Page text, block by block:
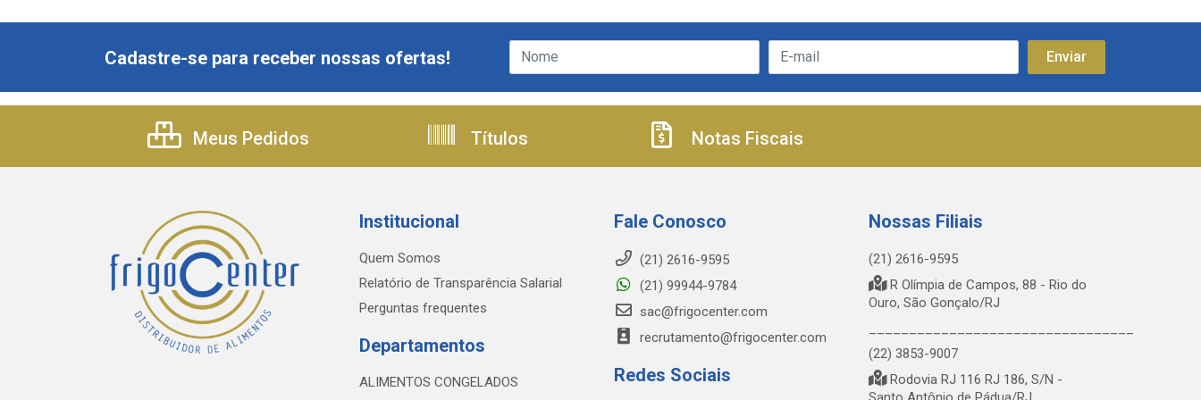
Cadastre-se para receber nossas ofertas!
Meus Pedidos Títulos Notas Fiscais
Institucional
Quem Somos
Relatório de Transparência Salarial
Perguntas frequentes
Departamentos
ALIMENTOS CONGELADOS
Fale Conosco
(21) 2616-9595
(21) 99944-9784
sac@frigocenter.com
recrutamento@frigocenter.com
Redes Sociais
Nossas Filiais
(21) 2616-9595
R Olímpia de Campos, 88 - Rio do
Ouro, São Gonçalo/RJ
(22) 3853-9007
Rodovia RJ 116 RJ 186, S/N -